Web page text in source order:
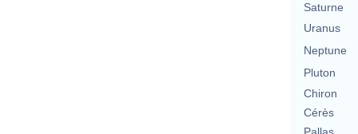
Saturne
Uranus
Neptune
Pluton
Chiron
Cérès